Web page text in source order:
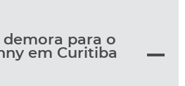
para o
em Curitiba